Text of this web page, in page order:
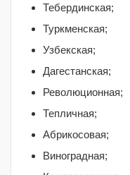
Тебердинская;
Туркменская;
Узбекская;
Дагестанская;
Революционная;
Тепличная;
Абрикосовая;
Виноградная;